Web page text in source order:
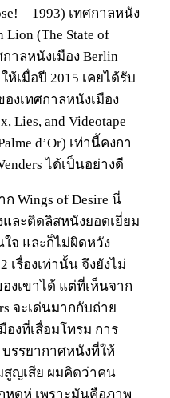
– 1993) เทศกาลหนัง
Lion (The State of
าลหนังเมือง Berlin
ห้เมื่อปี 2015 เคยได้รับ
งเทศกาลหนังเมือง
Lies, and Videotape
d’Or) เท่านี้คงกา
ได้เป็นอย่างดี
ก Wings of Desire นี่
ละติดลิสหนังยอดเยี่ยม
จ และก็ไม่ผิดหวัง
เรื่องเท่านั้น จึงยังไม่
งเขาได้ แต่ที่เห็นจาก
จะเด่นมากกับถ่าย
งที่เสื่อมโทรม การ
รรยากาศหนังที่ให้
สูญเสีย ผมคิดว่าคน
หดหู่ เพราะมันคือภาพ